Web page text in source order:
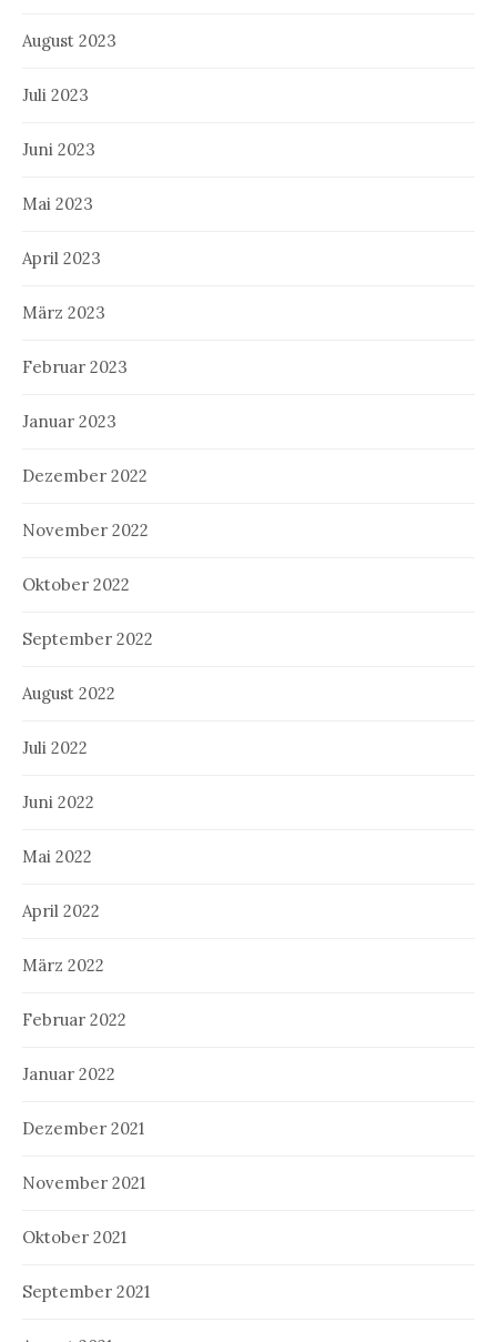
August 2023
Juli 2023
Juni 2023
Mai 2023
April 2023
März 2023
Februar 2023
Januar 2023
Dezember 2022
November 2022
Oktober 2022
September 2022
August 2022
Juli 2022
Juni 2022
Mai 2022
April 2022
März 2022
Februar 2022
Januar 2022
Dezember 2021
November 2021
Oktober 2021
September 2021